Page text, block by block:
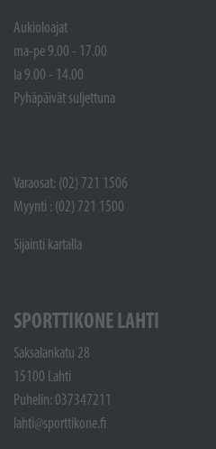
Aukioloajat
ma-pe 9.00 - 17.00
la 9.00 - 14.00
Pyhäpäivät suljettuna
Varaosat: (02) 721 1506
Myynti : (02) 721 1500
Sijainti kartalla
SPORTTIKONE LAHTI
Saksalankatu 28
15100 Lahti
Puhelin: 037347211
lahti@sporttikone.fi